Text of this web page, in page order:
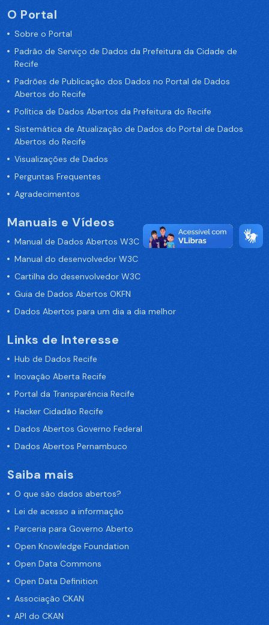
O Portal
Sobre o Portal
Padrão de Serviço de Dados da Prefeitura da Cidade de
Recife
Padrões de Publicação dos Dados no Portal de Dados
Abertos do Recife
Política de Dados Abertos da Prefeitura do Recife
Sistemática de Atualização de Dados do Portal de Dados
Abertos do Recife
Visualizações de Dados
Perguntas Frequentes
Agradecimentos
Manuais e Vídeos
Manual de Dados Abertos W3C
Manual do desenvolvedor W3C
Cartilha do desenvolvedor W3C
Guia de Dados Abertos OKFN
Dados Abertos para um dia a dia melhor
Links de Interesse
Hub de Dados Recife
Inovação Aberta Recife
Portal da Transparência Recife
Hacker Cidadão Recife
Dados Abertos Governo Federal
Dados Abertos Pernambuco
Saiba mais
O que são dados abertos?
Lei de acesso a informação
Parceria para Governo Aberto
Open Knowledge Foundation
Open Data Commons
Open Data Definition
Associação CKAN
API do CKAN